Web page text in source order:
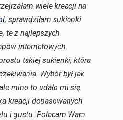
wiele kreacji na
, sprawdziłam sukienki
te z najlepszych
internetowych.
takiej sukienki, która
Wybór był jak
mino to udało mi się
kreacji dopasowanych
i gustu. Polecam Wam